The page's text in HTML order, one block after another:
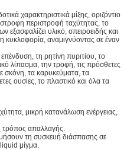
χαρακτηριστικά μίξης, οριζόντιο
περιστροφή ταχύτητας, το
εξασφαλίζει υλικό, σπειροειδής και
κυκλοφορία, αναμιγνύοντας σε έναν
τη ρητίνη πυριτίου, το
λίπασμα, την τροφή, τις πρόσθετες
σκόνη, τα καρυκεύματα, τα
ουσίες, το πλαστικό και όλα τα
μικρή κατανάλωση ενέργειας,
τρόπος απαλλαγής.
τη συσκευή διάσπασης σε
μίγμα.